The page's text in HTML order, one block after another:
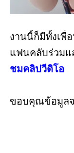
งานนี้ก็มีทั้งเพื่
แฟนคลับร่วมแ
ชมคลิปวีดิโอ
ขอบคุณข้อมูล